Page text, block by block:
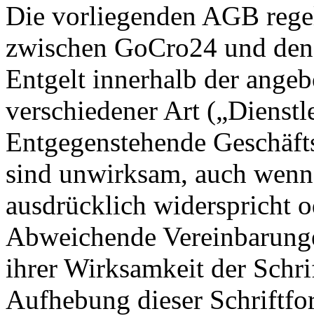
Die vorliegenden AGB
zwischen GoCro24 und
Entgelt innerhalb der
verschiedener Art
Entgegenstehende
sind unwirksam, auch
ausdrücklich widerspricht
Abweichende
ihrer Wirksamkeit der
Aufhebung dieser